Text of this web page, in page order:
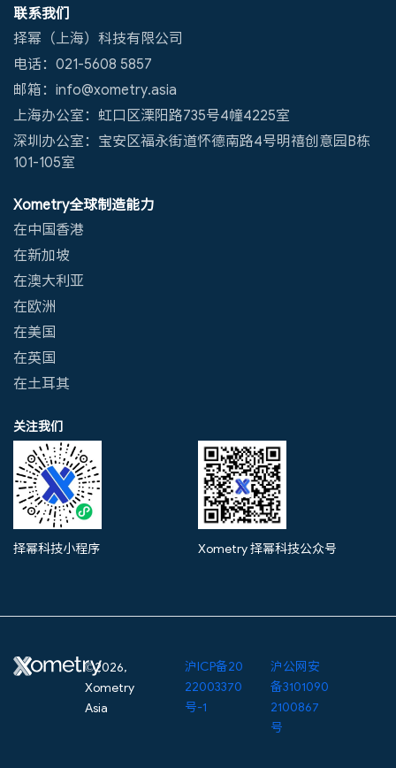
联系我们
择幂（上海）科技有限公司
电话：021-5608 5857
邮箱：info@xometry.asia
上海办公室：虹口区溧阳路735号4幢4225室
深圳办公室：宝安区福永街道怀德南路4号明禧创意园B栋
101-105室
Xometry全球制造能力
在中国香港
在新加坡
在澳大利亚
在欧洲
在美国
在英国
在土耳其
关注我们
择幂科技小程序 Xometry 择幂科技公众号
©2026,
Xometry
Asia
沪ICP备20
22003370
号-1
沪公网安
备3101090
2100867
号